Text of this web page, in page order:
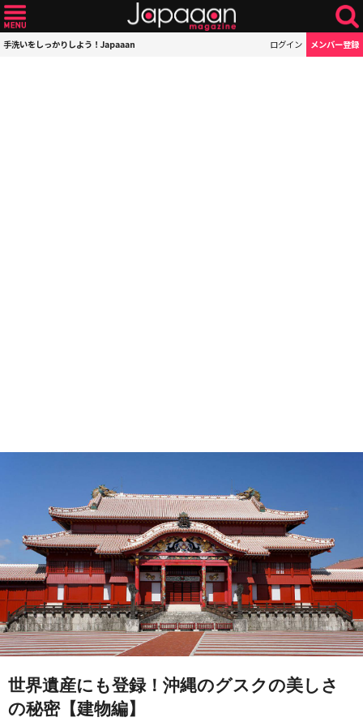
手洗いをしっかりしよう！Japaaan ログイン メンバー登録
世界遺産にも登録！沖縄のグスクの美しさ
の秘密【建物編】